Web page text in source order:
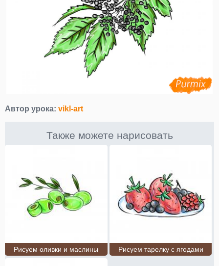
Автор урока: vikl-art
Также можете нарисовать
Рисуем оливки и маслины Рисуем тарелку с ягодами